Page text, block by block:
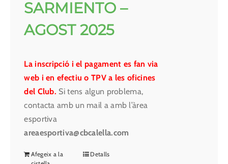
SARMIENTO –
AGOST 2025
La inscripció i el pagament es fan via
web i en efectiu o TPV a les oficines
del Club. Si tens algun problema,
contacta amb un mail a amb l’àrea
esportiva
areaesportiva@cbcalella.com
Afegeix a la
Detalls